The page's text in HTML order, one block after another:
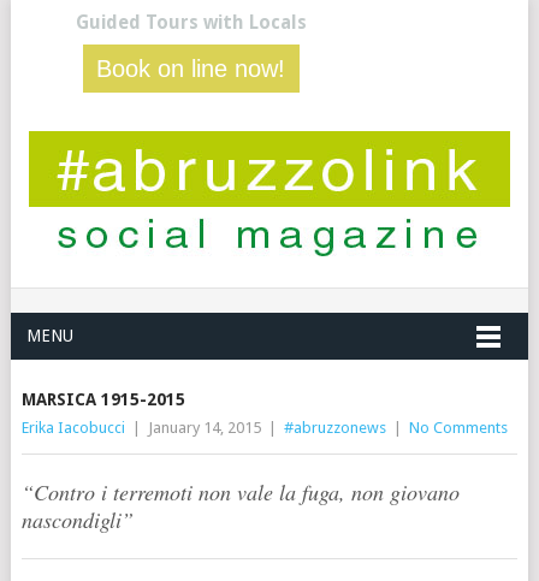
Guided Tours with Locals
Book on line now!
MENU
MARSICA 1915-2015
Erika Iacobucci January 14, 2015 #abruzzonews No Comments
“Contro i terremoti non vale la fuga, non giovano
nascondigli”